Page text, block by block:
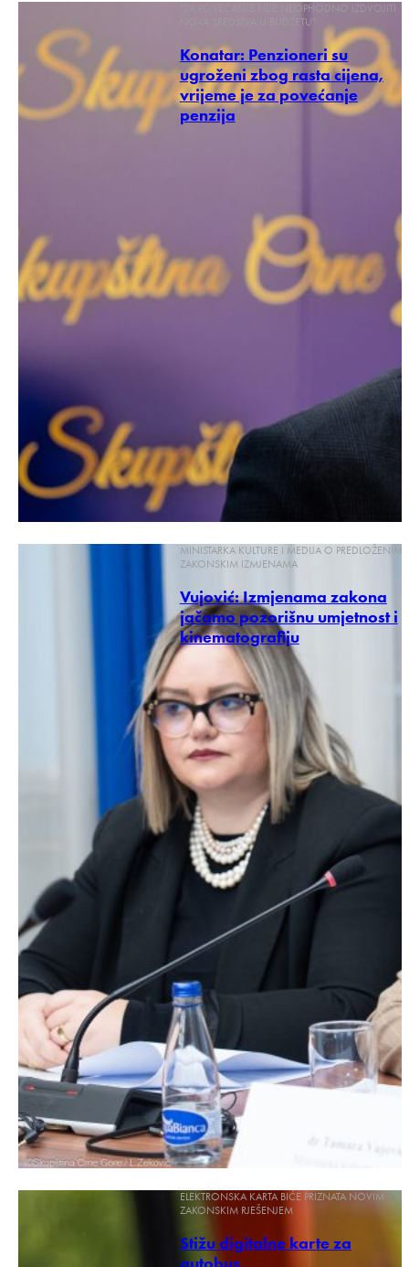
"ZA POVEĆANJE NIJE NEOPHODNO IZDVOJITI
NOVA SREDSTVA U BUDŽETU"
Konatar: Penzioneri su
ugroženi zbog rasta cijena,
vrijeme je za povećanje
penzija
MINISTARKA KULTURE I MEDIJA O PREDLOŽENIM
ZAKONSKIM IZMJENAMA
Vujović: Izmjenama zakona
jačamo pozorišnu umjetnost i
kinematografiju
ELEKTRONSKA KARTA BIĆE PRIZNATA NOVIM
ZAKONSKIM RJEŠENJEM
Stižu digitalne karte za